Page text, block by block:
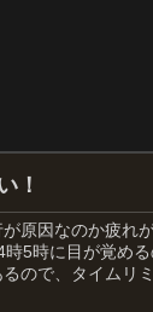
！
原因なのか疲れ
5時に目が覚め
ので、タイムリミ